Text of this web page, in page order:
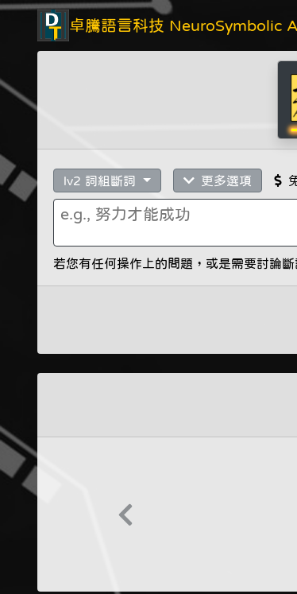
卓騰語言科技 NeuroSymbolic
lv2 詞組斷詞 更多選項 免
若您有任何操作上的問題，或是需要討論
Previous